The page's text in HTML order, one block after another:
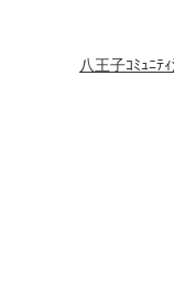
八王子ｺﾐｭﾆ